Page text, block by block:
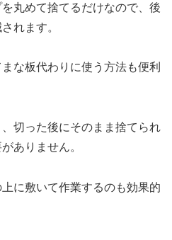
丸めて捨てるだけなので、後
れます。
な板代わりに使う方法も便利
切った後にそのまま捨てられ
ありません。
に敷いて作業するのも効果的